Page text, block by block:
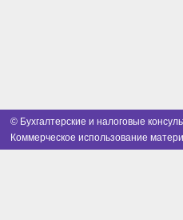
© Бухгалтерские и налоговые
Коммерческое использование